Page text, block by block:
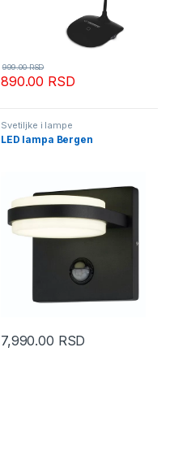
890.00 RSD
999.00RSD
Svetiljke i lampe
LED lampa Bergen
7,990.00 RSD